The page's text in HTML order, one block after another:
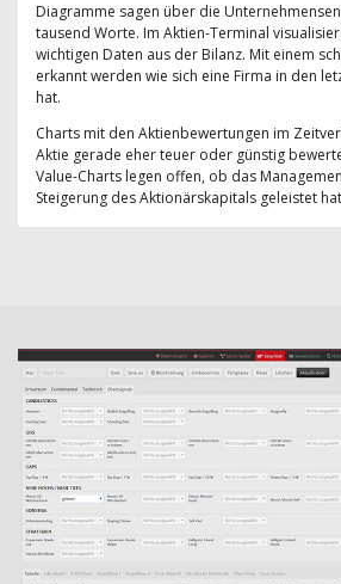
Diagramme sagen über die
tausend Worte. Im Aktien-Terminal
wichtigen Daten aus der Bilanz. Mit einem
erkannt werden wie sich eine Firma in den
hat.
Charts mit den Aktienbewertungen im
Aktie gerade eher teuer oder günstig
Value-Charts legen offen, ob das
Steigerung des Aktionärskapitals geleistet